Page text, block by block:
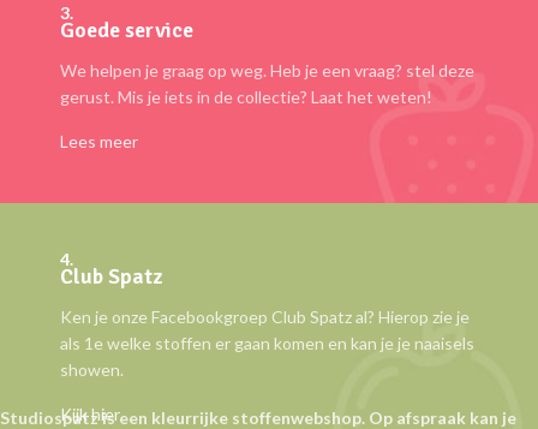
3.
Goede service
We helpen je graag op weg. Heb je een vraag? stel deze
gerust. Mis je iets in de collectie? Laat het weten!
Lees meer
4.
Club Spatz
Ken je onze Facebookgroep Club Spatz al? Hierop zie je
als 1e welke stoffen er gaan komen en kan je je naaisels
showen.
Kijk hier
Studiospatz is een kleurrijke stoffenwebshop. Op afspraak kan je